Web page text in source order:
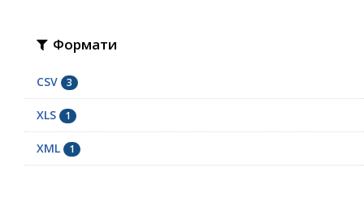
Формати
CSV 3
XLS 1
XML 1